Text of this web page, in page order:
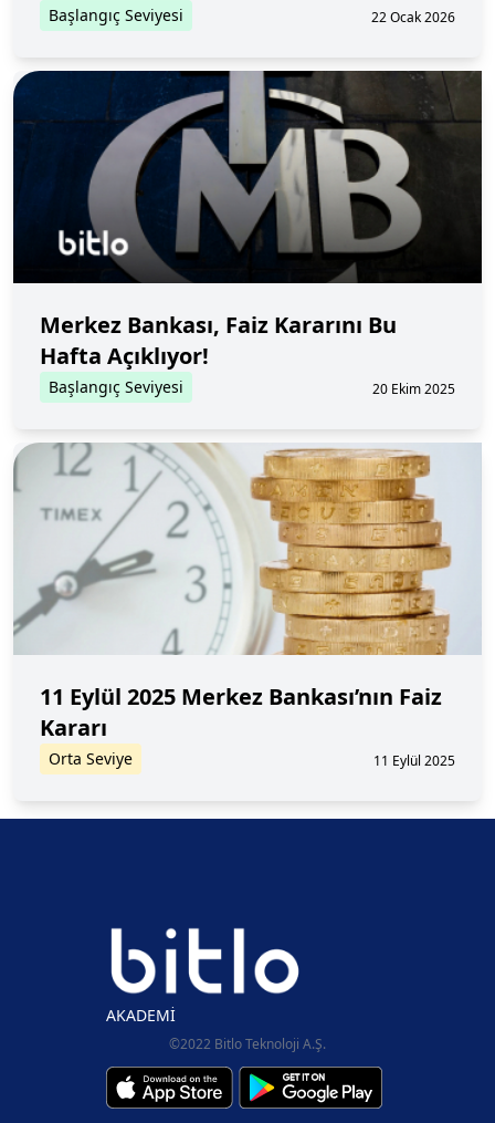
Başlangıç Seviyesi 22 Ocak 2026
Merkez Bankası, Faiz Kararını Bu
Hafta Açıklıyor!
Başlangıç Seviyesi 20 Ekim 2025
11 Eylül 2025 Merkez Bankası’nın Faiz
Kararı
Orta Seviye 11 Eylül 2025
AKADEMİ
©2022 Bitlo Teknoloji A.Ş.